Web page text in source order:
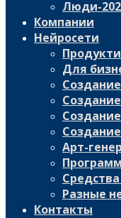
Люди-
Компании
Нейросети
Для
Арт-
Разные
Контакты